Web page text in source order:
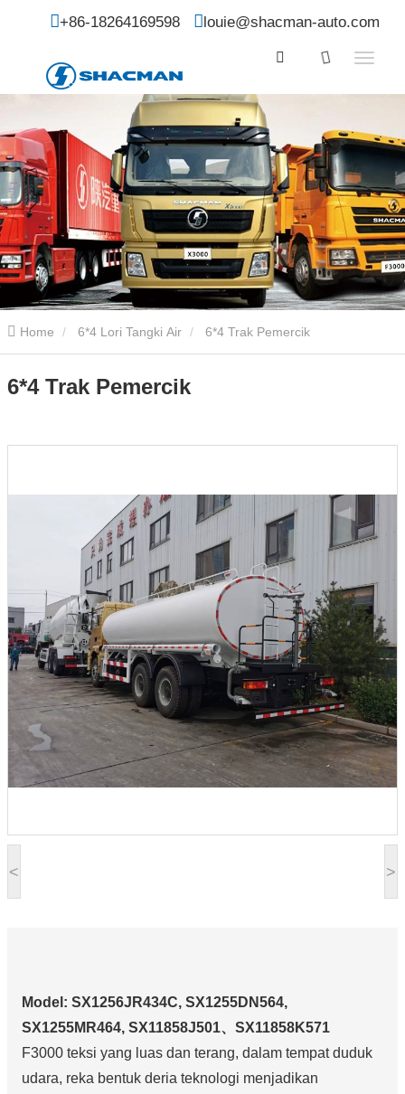
+86-18264169598 louie@shacman-auto.com
Home 6*4 Lori Tangki Air 6*4 Trak Pemercik
< >
6*4 Trak Pemercik
Model: SX1256JR434C, SX1255DN564,
SX1255MR464, SX11858J501、SX11858K571
F3000 teksi yang luas dan terang, dalam tempat duduk
udara, reka bentuk deria teknologi menjadikan